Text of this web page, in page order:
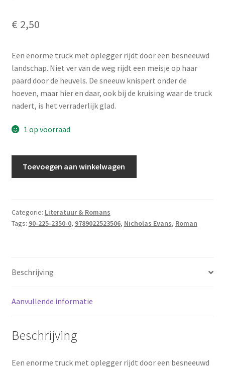
€ 2,50
Een enorme truck met oplegger rijdt door een besneeuwd
landschap. Niet ver van de weg rijdt een meisje op haar
paard door de heuvels. De sneeuw knispert onder de
hoeven, maar hier en daar, ook bij de kruising waar de truck
nadert, is het verraderlijk glad.
1 op voorraad
paardenfluisteraar
aantal
Toevoegen aan winkelwagen
Categorie: Literatuur & Romans
Tags: 90-225-2350-0, 9789022523506, Nicholas Evans, Roman
Beschrijving
Aanvullende informatie
Beschrijving
Een enorme truck met oplegger rijdt door een besneeuwd